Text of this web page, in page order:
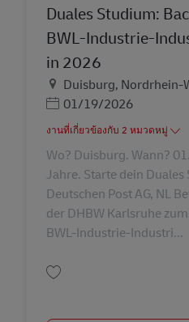
Duales Studium:
BWL-Industrie-
in 2026
สถานที่
Duisburg, Nordrhein-
Posted Date
01/19/2026
งานที่เกี่ยวข้องกับ 2 หมวดหมู่
Wo? Duisburg. Wann?
Jahre. Starte dein
Deutschen Post AG, NL
der DHBW Karlsruhe
BWL-Industrie-Industri...